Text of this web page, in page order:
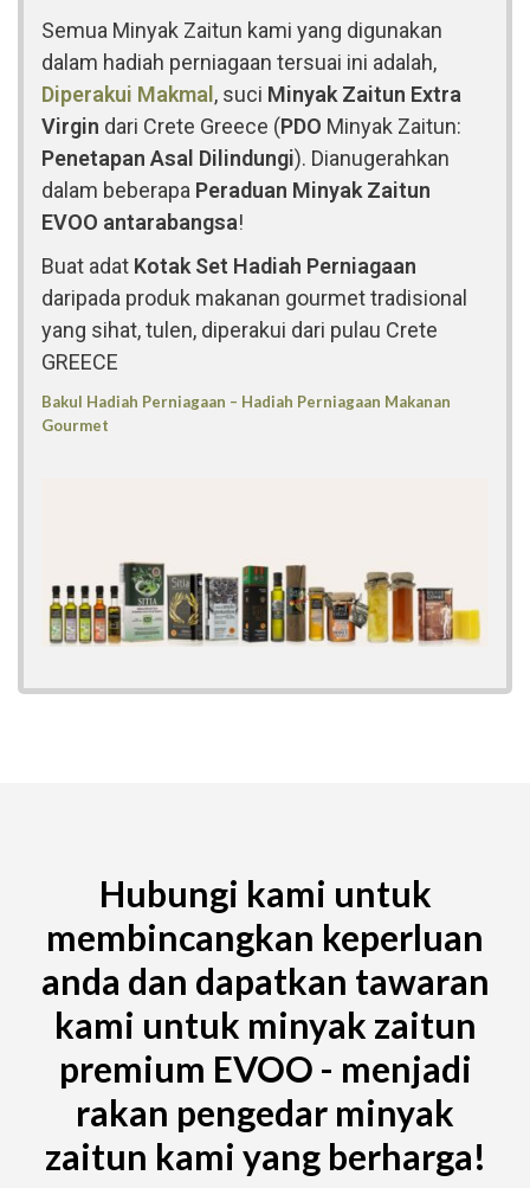
Semua Minyak Zaitun kami yang digunakan
dalam hadiah perniagaan tersuai ini adalah,
Diperakui Makmal , suci Minyak Zaitun Extra
Virgin dari Crete Greece (PDO Minyak Zaitun:
Penetapan Asal Dilindungi). Dianugerahkan
dalam beberapa Peraduan Minyak Zaitun
EVOO antarabangsa!
Buat adat Kotak Set Hadiah Perniagaan
daripada produk makanan gourmet tradisional
yang sihat, tulen, diperakui dari pulau Crete
GREECE
Bakul Hadiah Perniagaan – Hadiah Perniagaan Makanan
Gourmet
Hubungi kami untuk
membincangkan keperluan
anda dan dapatkan tawaran
kami untuk minyak zaitun
premium EVOO - menjadi
rakan pengedar minyak
zaitun kami yang berharga!